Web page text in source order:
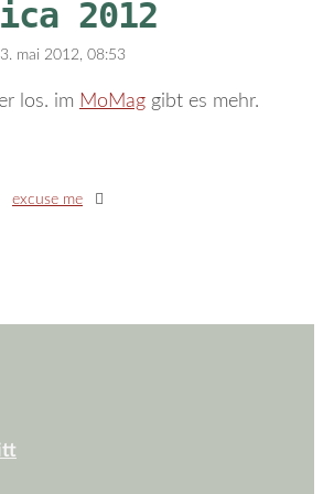
2012
3. mai 2012, 08:53
los. im MoMag gibt es mehr.
excuse me